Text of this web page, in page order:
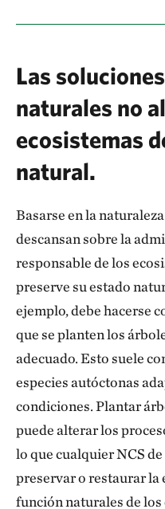
Las
naturales no
ecosistemas
natural.
Basarse en la
descansan sobre la
responsable de los
preserve su estado
ejemplo, debe hacerse
que se planten los
adecuado. Esto suele
especies autóctonas
condiciones. Plantar
puede alterar los
lo que cualquier NCS
preservar o restaurar
función naturales de los